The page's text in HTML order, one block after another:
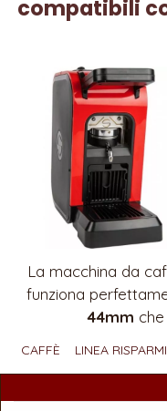
compatibili
La macchina da
funziona
44mm
CAFFÈ LINEA